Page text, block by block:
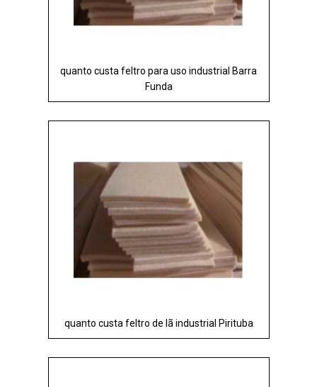
quanto custa feltro para uso industrial Barra
Funda
quanto custa feltro de lã industrial Pirituba